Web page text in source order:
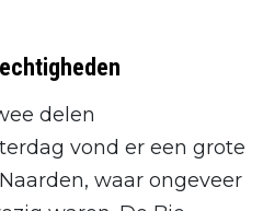
delen
vond er een grote
waar ongeveer